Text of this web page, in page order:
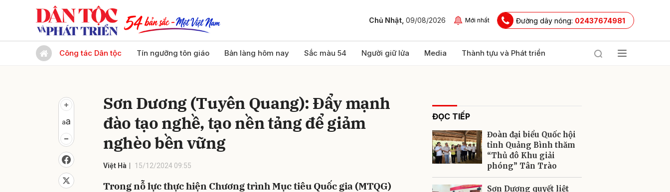
Chủ Nhật, 09/08/2026 Mới nhất Đường dây nóng: 02437674981
Công tác Dân tộc Tín ngưỡng tôn giáo Bản làng hôm nay Sắc màu 54 Người giữ lửa Media Thành tựu và Phát triển
Sơn Dương (Tuyên Quang): Đẩy mạnh
đào tạo nghề, tạo nền tảng để giảm
nghèo bền vững
Việt Hà 15/12/2024 09:55
Trong nỗ lực thực hiện Chương trình Mục tiêu Quốc gia (MTQG)
ĐỌC TIẾP
Đoàn đại biểu Quốc hội
tỉnh Quảng Bình thăm
“Thủ đô Khu giải
phóng” Tân Trào
Sơn Dương quyết liệt
Gửi bình luận
Gửi